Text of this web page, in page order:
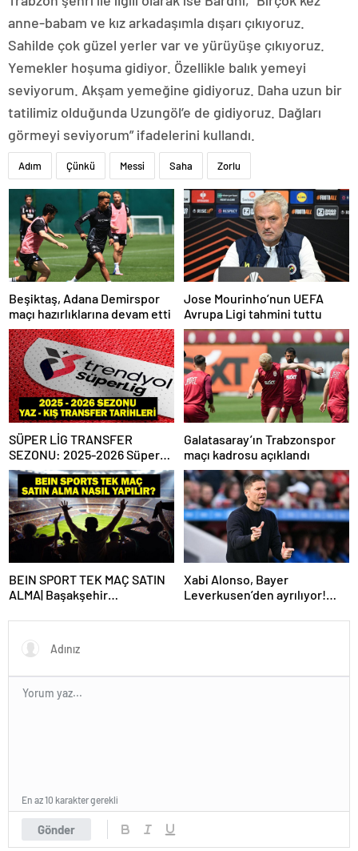
anne-babam ve kız arkadaşımla dışarı çıkıyoruz.
Sahilde çok güzel yerler var ve yürüyüşe çıkıyoruz.
Yemekler hoşuma gidiyor. Özellikle balık yemeyi
seviyorum. Akşam yemeğine gidiyoruz. Daha uzun bir
tatilimiz olduğunda Uzungöl’e de gidiyoruz. Dağları
görmeyi seviyorum” ifadelerini kullandı.
Adım Çünkü Messi Saha Zorlu
Beşiktaş, Adana Demirspor
maçı hazırlıklarına devam etti
Jose Mourinho’nun UEFA
Avrupa Ligi tahmini tuttu
SÜPER LİG TRANSFER
SEZONU: 2025-2026 Süper
Lig Yaz Transfer Sezonu Ne
Zaman Başlayacak? Kış
Transfer Sezonu Ne Zaman
Başlayacak? TFF Açıkladı!
Galatasaray’ın Trabzonspor
maçı kadrosu açıklandı
BEIN SPORT TEK MAÇ SATIN
ALMA| Başakşehir
tek maç satın alma nasıl
yapılır?
Xabi Alonso, Bayer
Leverkusen’den ayrılıyor!
Gönder
En az 10 karakter gerekli